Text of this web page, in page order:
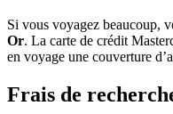
Si vous voyagez beaucoup,
Or. La carte de crédit
en voyage une couverture
Frais de